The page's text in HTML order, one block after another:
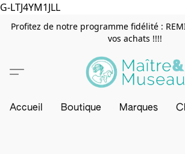
G-LTJ4YM1JLL
Profitez de notre programme fidélité :
vos achats !!!!
Accueil Boutique Marques